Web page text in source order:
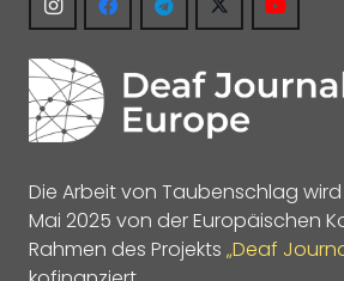
Die Arbeit von Taubenschlag
Mai 2025 von der Europäischen
Rahmen des Projekts „Deaf